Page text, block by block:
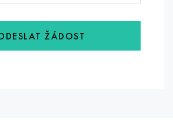
ŽÁDOST